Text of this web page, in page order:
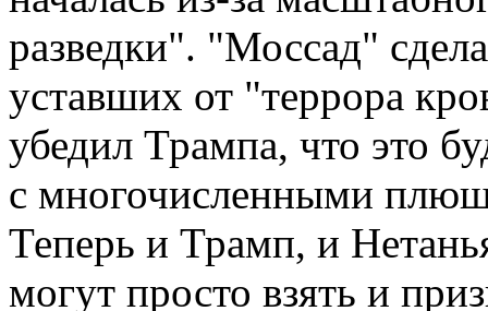
разведки". "Моссад"
уставших от "террора
убедил Трампа, что это
с многочисленными
Теперь и Трамп, и
могут просто взять и